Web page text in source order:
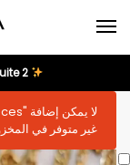
غير متوفر في